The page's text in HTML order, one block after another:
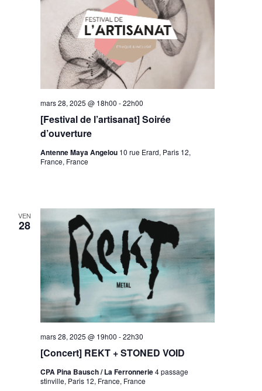
[Festival de l’artisanat] Soirée
d’ouverture
mars 28, 2025 @ 18h00 -22h00
Antenne Maya Angelou 10 rue Erard, Paris 12,
France, France
VEN
28
[Concert] REKT + STONED VOID
mars 28, 2025 @ 19h00 -22h30
CPA Pina Bausch / La Ferronnerie4 passage
stinville, Paris 12, France, France